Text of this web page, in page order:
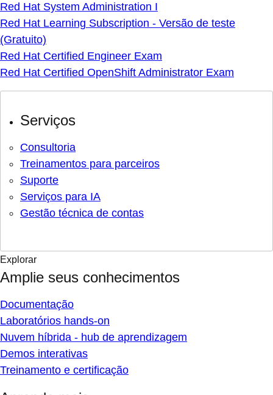
Red Hat System Administration I
Red Hat Learning Subscription - Versão de teste
(Gratuito)
Red Hat Certified Engineer Exam
Red Hat Certified OpenShift Administrator Exam
Serviços
Consultoria
Treinamentos para parceiros
Suporte
Serviços para IA
Gestão técnica de contas
Explorar
Amplie seus conhecimentos
Documentação
Laboratórios hands-on
Nuvem híbrida - hub de aprendizagem
Demos interativas
Treinamento e certificação